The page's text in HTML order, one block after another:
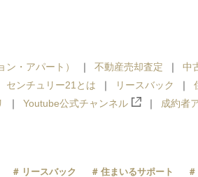
・アパート） 不動産売却査定
中
センチュリー21とは リースバック
Youtube公式チャンネル 成約者
リースバック 住まいるサポート